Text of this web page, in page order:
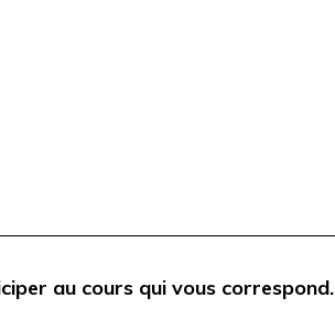
au cours qui vous correspond.